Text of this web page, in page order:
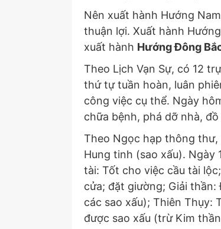
Nên xuất hành Hướng
thuận lợi. Xuất hành
xuất hành Hướng Đông
Theo Lịch Vạn Sự, có 12
thứ tự tuần hoàn, luân
công việc cụ thể. Ngày
chữa bệnh, phá dỡ nhà,
Theo Ngọc hạp thông
Hung tinh (sao xấu). Ngày
tài: Tốt cho việc cầu tài
cửa; đặt giường; Giải
các sao xấu); Thiên Thụy:
được sao xấu (trừ Kim